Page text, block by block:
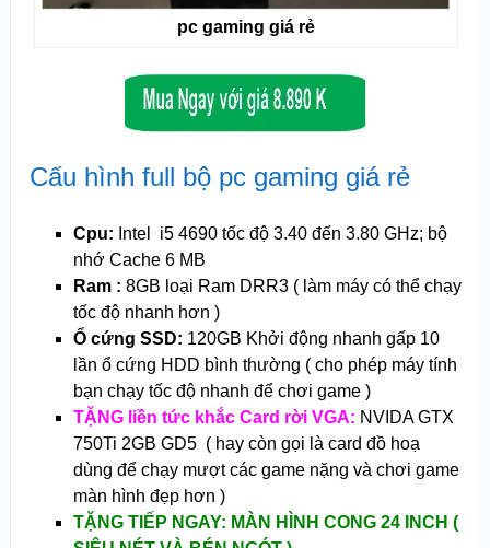
pc gaming giá rẻ
Cấu hình full bộ pc gaming giá rẻ
Cpu: Intel i5 4690 tốc độ 3.40 đến 3.80 GHz; bộ
nhớ Cache 6 MB
Ram : 8GB loại Ram DRR3 ( làm máy có thể chạy
tốc độ nhanh hơn )
Ổ cứng SSD: 120GB Khởi động nhanh gấp 10
lần ổ cứng HDD bình thường ( cho phép máy tính
bạn chạy tốc độ nhanh để chơi game )
TẶNG liền tức khắc Card rời VGA: NVIDA GTX
750Ti 2GB GD5 ( hay còn gọi là card đồ hoạ
dùng để chạy mượt các game nặng và chơi game
màn hình đẹp hơn )
TẶNG TIẾP NGAY: MÀN HÌNH CONG 24 INCH (